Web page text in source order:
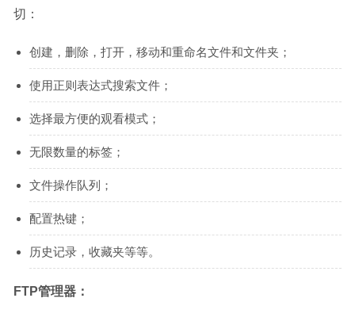
切：
创建，删除，打开，移动和重命名文件和文件夹；
使用正则表达式搜索文件；
选择最方便的观看模式；
无限数量的标签；
文件操作队列；
配置热键；
历史记录，收藏夹等等。
FTP管理器：